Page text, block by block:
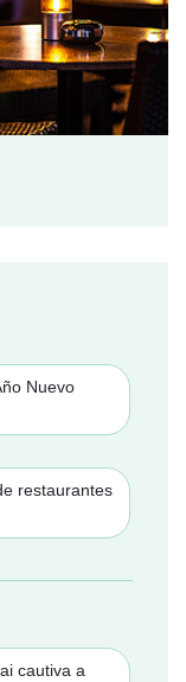
Nuevo
restaurantes
cautiva a